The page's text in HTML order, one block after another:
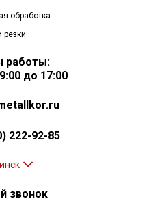
обработка
резки
работы:
до 17:00
222-92-85
звонок